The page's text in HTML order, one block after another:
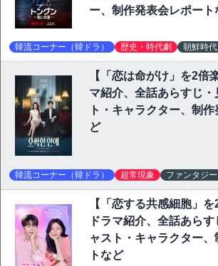
ー、制作発表会レポート
韓流コーナー（韓ドラ） 歴史・時代劇 朝鮮時代
【「恋は命がけ」を2倍
マ紹介、全話あらすじ
ト・キャラクター、制
ど
韓流コーナー（韓ドラ） 超常現象 ファンタジー
【「恋する共感細胞」
ドラマ紹介、全話あら
ャスト・キャラクター
トなど